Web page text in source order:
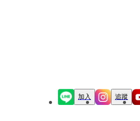
加入 追蹤